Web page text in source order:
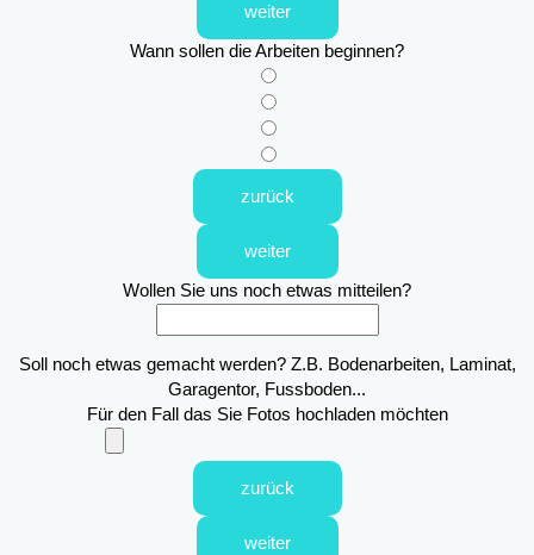
weiter
Wann sollen die Arbeiten beginnen?
zurück
weiter
Wollen Sie uns noch etwas mitteilen?
Soll noch etwas gemacht werden? Z.B. Bodenarbeiten, Laminat,
Garagentor, Fussboden...
Für den Fall das Sie Fotos hochladen möchten
zurück
weiter